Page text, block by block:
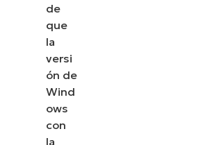
de
que
la
versi
ón de
Wind
ows
con
la
Descubre
Explora nuestras demos bajo